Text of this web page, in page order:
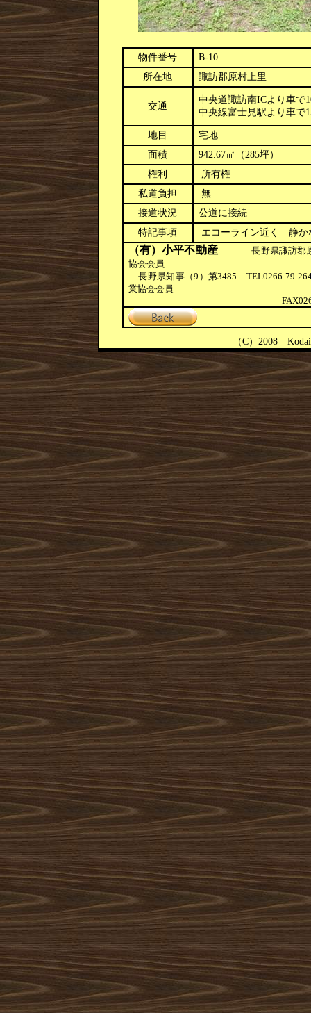
物件番号
B-10
所在地
諏訪郡原村上里
交通
中央道諏訪南ICより車で
中央線富士見駅より車で
地目
宅地
面積
942.67㎡（285坪）
権利
所有権
私道負担
無
接道状況
公道に接続
特記事項
エコーライン近く 静か
（有）小平不動産
長野県諏訪郡
協会会員
長野県知事（9 ）第3485
TEL0266-79-
業協会会員
（C） 2008